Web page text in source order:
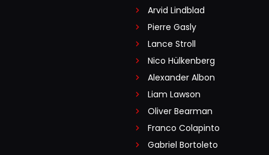
Arvid Lindblad
Pierre Gasly
Lance Stroll
Nico Hülkenberg
Alexander Albon
Liam Lawson
Oliver Bearman
Franco Colapinto
Gabriel Bortoleto